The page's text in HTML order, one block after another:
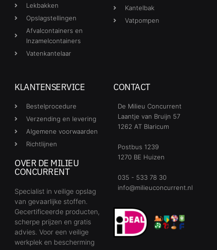
Lekbakken
Opslagstellingen
Afvalcontainers en
Inzamelcontainers
Vatenkantelaar
Kantelbak
Vatpompen
KLANTENSERVICE
Bestelprocedure
Verzending en levering
Algemene voorwaarden
Richtlijnen
OVER DE MILIEU
CONCURRENT
Specialist in veilige opslag
van gevaarlijke stoffen.
Gecertificeerde producten,
scherpe prijzen en gratis
advies. Voor een veilige
werkplek en bescherming
CONTACT
De Milieu Concurrent
Laantje van Bruijn 57
1262 AT Blaricum
Postbus 1239
1270 BE Huizen
035 - 533 78 30
info@milieuconcurrent.nl